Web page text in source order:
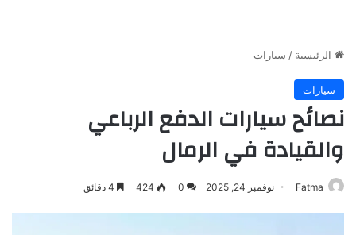
الرئيسية / سيارات
سيارات
نصائح سيارات الدفع الرباعي
والقيادة في الرمال
Fatma نوفمبر 24, 2025 0
424